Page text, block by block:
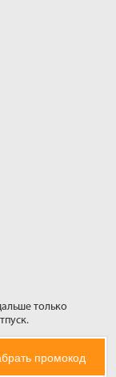
только
промокод